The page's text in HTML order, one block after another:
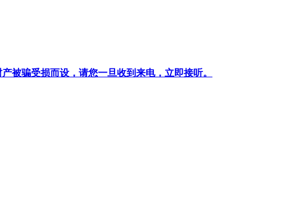
被骗受损而设，请您一旦收到来电，立即接听。